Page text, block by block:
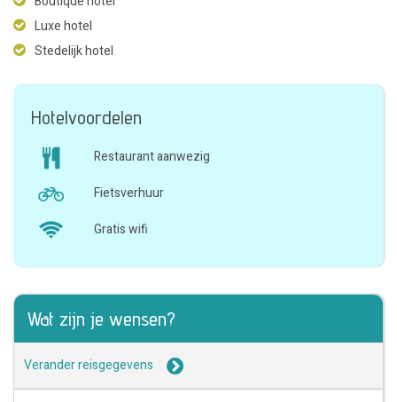
Luxe hotel
Stedelijk hotel
Hotelvoordelen
Restaurant aanwezig
Fietsverhuur
Gratis wifi
Wat zijn je wensen?
Verander reisgegevens